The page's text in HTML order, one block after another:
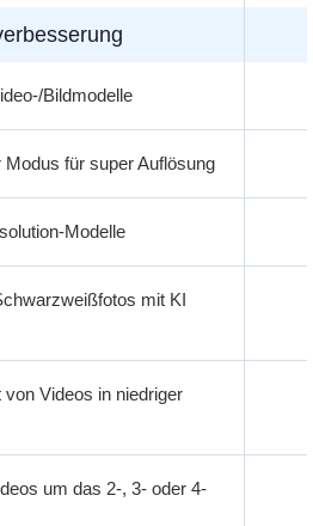
Bildmodelle
für super Auflösung
Modelle
mit KI
Videos in niedriger
um das 2-, 3- oder 4-